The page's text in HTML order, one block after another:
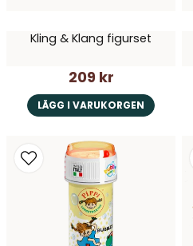
Kling & Klang figurset
209 kr
LÄGG I VARUKORGEN